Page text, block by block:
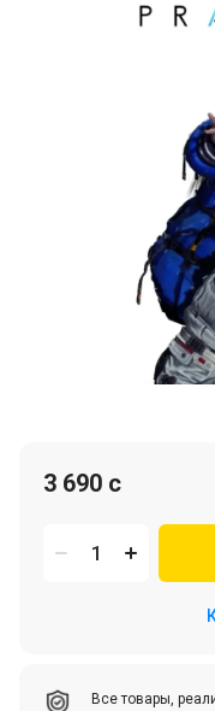
3 690 c
Все товары,